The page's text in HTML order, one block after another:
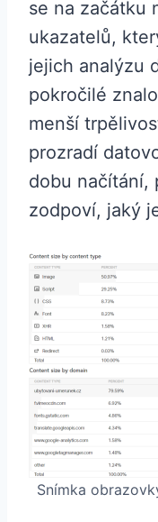
se na začátku
ukazatelů,
jejich analýzu
pokročilé
menší
prozradí
dobu načítání,
zodpoví, jaký
Snímka